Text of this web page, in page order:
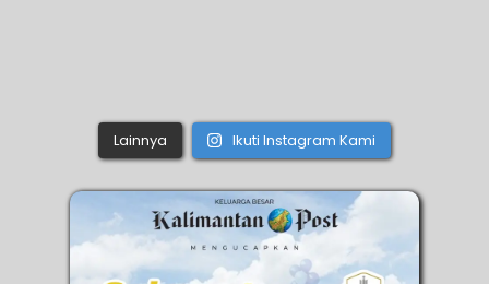
Lainnya Ikuti Instagram Kami